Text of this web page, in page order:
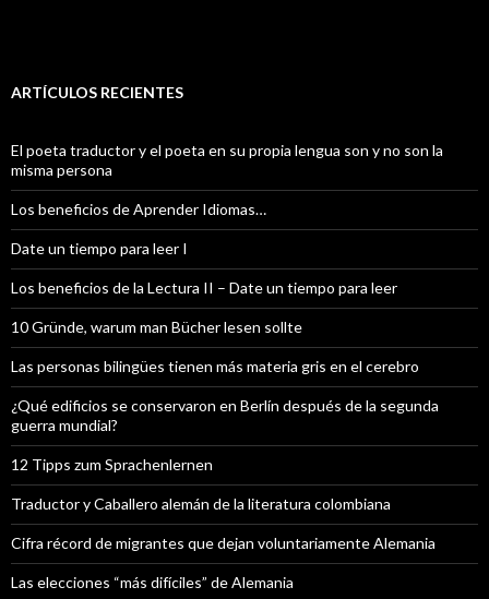
ARTÍCULOS RECIENTES
El poeta traductor y el poeta en su propia lengua son y no son la
misma persona
Los beneficios de Aprender Idiomas…
Date un tiempo para leer I
Los beneficios de la Lectura II – Date un tiempo para leer
10 Gründe, warum man Bücher lesen sollte
Las personas bilingües tienen más materia gris en el cerebro
¿Qué edificios se conservaron en Berlín después de la segunda
guerra mundial?
12 Tipps zum Sprachenlernen
Traductor y Caballero alemán de la literatura colombiana
Cifra récord de migrantes que dejan voluntariamente Alemania
Las elecciones “más difíciles” de Alemania